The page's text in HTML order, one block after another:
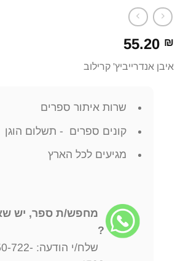
55.20 ₪
איבן אנדרייביץ' קרילוב
שרות איתור ספרים
קונים ספרים - תשלום הוגן
מגיעים לכל הארץ
מחפש/ת ספר, יש
?
שלח/י הודעה: